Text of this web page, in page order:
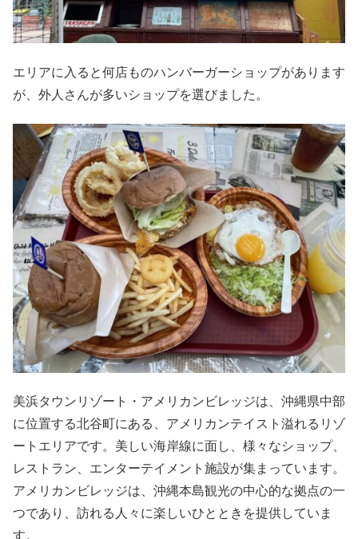
エリアに入ると何店ものハンバーガーショップがあります
が、外人さんが多いショップを選びました。
美浜タウンリゾート・アメリカンビレッジは、沖縄県中部
に位置する北谷町にある、アメリカンテイスト溢れるリゾ
ートエリアです。美しい海岸線に面し、様々なショップ、
レストラン、エンターテイメント施設が集まっています。
アメリカンビレッジは、沖縄本島観光の中心的な拠点の一
つであり、訪れる人々に楽しいひとときを提供していま
す。